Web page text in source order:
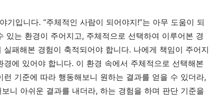
기입니다. “주체적인 사람이 되어야지!”는 아무 도움이 되
있는 환경이 주어지고, 주체적으로 선택하여 이루어본 경
실패해본 경험이 축적되어야 합니다. 나에게 책임이 주어지
경에 있어야 합니다. 이 환경 속에서 주체적으로 선택해본
런 기준에 따라 행동해보니 원하는 결과를 얻을 수 있더라,
니 아쉬운 결과를 내더라, 하는 경험을 하며 판단 기준을